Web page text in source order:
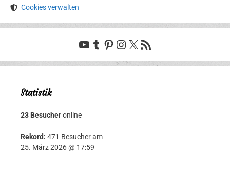
Cookies verwalten
YouTube
Tumblr
Pinterest
Instagram
X RSS-Feed
Statistik
23 Besucheronline
Rekord: 471 Besucher am
25. März 2026 @ 17:59